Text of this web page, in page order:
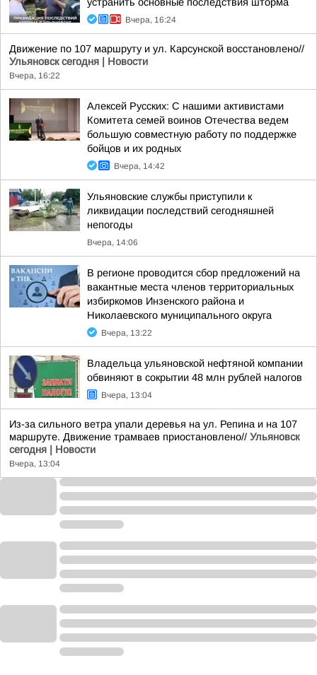
Вчера, 16:24
Движение по 107 маршруту и ул. Карсунской восстановлено//
Ульяновск сегодня | Новости
Вчера, 16:22
Алексей Русских: С нашими активистами
Комитета семей воинов Отечества ведем
большую совместную работу по поддержке
бойцов и их родных
Вчера, 14:42
Ульяновские службы приступили к
ликвидации последствий сегодняшней
непогоды
Вчера, 14:06
В регионе проводится сбор предложений на
вакантные места членов территориальных
избиркомов Инзенского района и
Николаевского муниципального округа
Вчера, 13:22
Владельца ульяновской нефтяной компании
обвиняют в сокрытии 48 млн рублей налогов
Вчера, 13:04
Из-за сильного ветра упали деревья на ул. Репина и на 107
маршруте. Движение трамваев приостановлено// Ульяновск
сегодня | Новости
Вчера, 13:04